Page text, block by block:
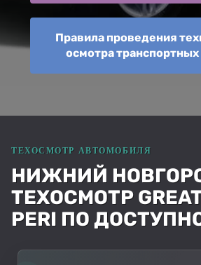
Правила проведения
осмотра транспортных
НИЖНИЙ
ТЕХОСМОТР
PERI ПО